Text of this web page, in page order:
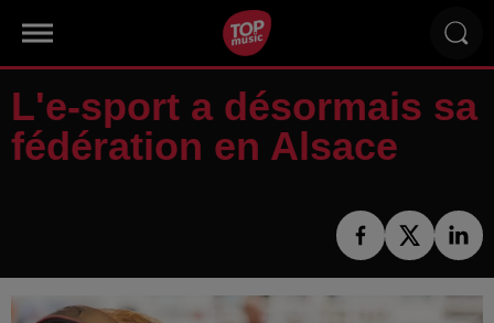
L'e-sport a désormais sa
fédération en Alsace